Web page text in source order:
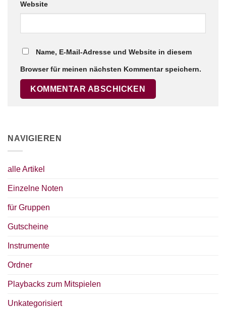
Website
Name, E-Mail-Adresse und Website in diesem
Browser für meinen nächsten Kommentar speichern.
NAVIGIEREN
alle Artikel
Einzelne Noten
für Gruppen
Gutscheine
Instrumente
Ordner
Playbacks zum Mitspielen
Unkategorisiert